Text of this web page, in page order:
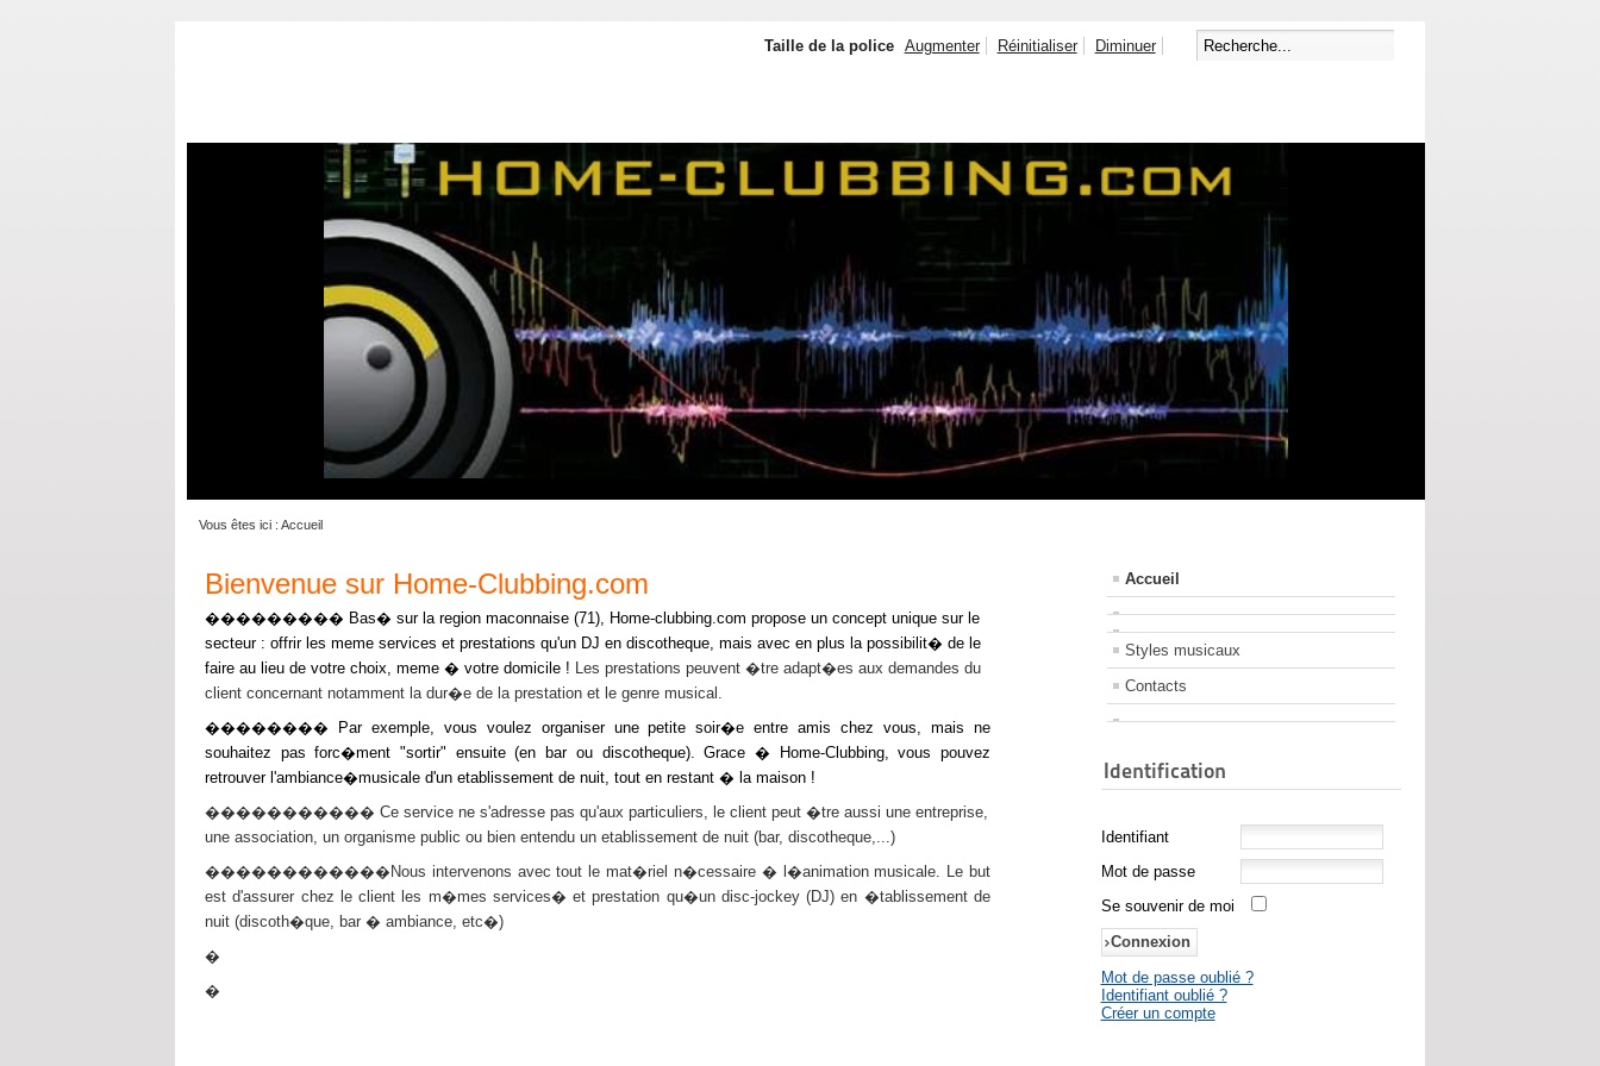
Taille de la police Augmenter Réinitialiser Diminuer
Vous êtes ici : Accueil
Bienvenue sur Home-Clubbing.com
��������� Bas� sur la region maconnaise (71), Home-clubbing.com propose un concept unique sur le
secteur : offrir les meme services et prestations qu'un DJ en discotheque, mais avec en plus la possibilit� de le
faire au lieu de votre choix, meme � votre domicile ! Les prestations peuvent �tre adapt�es aux demandes du
client concernant notamment la dur�e de la prestation et le genre musical.
�������� Par exemple, vous voulez organiser une petite soir�e entre amis chez vous, mais ne
souhaitez pas forc�ment "sortir" ensuite (en bar ou discotheque). Grace � Home-Clubbing, vous pouvez
retrouver l'ambiance�musicale d'un etablissement de nuit, tout en restant � la maison !
����������� Ce service ne s'adresse pas qu'aux particuliers, le client peut �tre aussi une entreprise,
une association, un organisme public ou bien entendu un etablissement de nuit (bar, discotheque,...)
������������Nous intervenons avec tout le mat�riel n�cessaire � l�animation musicale. Le but
est d'assurer chez le client les m�mes services� et prestation qu�un disc-jockey (DJ) en �tablissement de
nuit (discoth�que, bar � ambiance, etc�)
�
�
Accueil
Styles musicaux
Contacts
Identification
Identifiant
Mot de passe
Se souvenir de moi
Mot de passe oublié ?
Identifiant oublié ?
Créer un compte